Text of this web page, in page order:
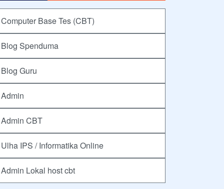
Computer Base Tes (CBT)
Blog Spenduma
Blog Guru
Admin
Admin CBT
Ulha IPS / Informatika Online
Admin Lokal host cbt